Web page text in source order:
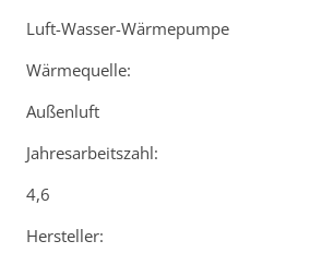
Luft-Wasser-Wärmepumpe
Wärmequelle:
Außenluft
Jahresarbeitszahl:
4,6
Hersteller: